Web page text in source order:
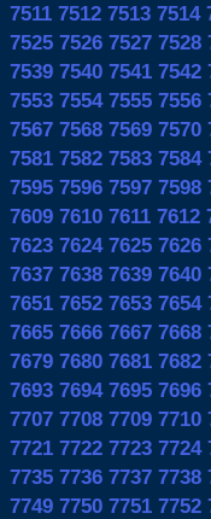
7511 7512 7513 7514
7525 7526 7527 7528
7539 7540 7541 7542
7553 7554 7555 7556
7567 7568 7569 7570
7581 7582 7583 7584
7595 7596 7597 7598
7609 7610 7611 7612
7623 7624 7625 7626
7637 7638 7639 7640
7651 7652 7653 7654
7665 7666 7667 7668
7679 7680 7681 7682
7693 7694 7695 7696
7707 7708 7709 7710
7721 7722 7723 7724
7735 7736 7737 7738
7749 7750 7751 7752